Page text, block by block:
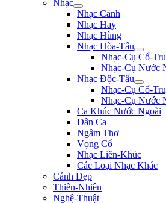
Nhạc
Nhạc Cảnh
Nhạc Hay
Nhạc Hùng
Nhạc Hòa-Tấu
Nhạc-Cụ Cổ-
Nhạc-Cụ Nước
Nhạc Độc-Tấu
Nhạc-Cụ Cổ-
Nhạc-Cụ Nước
Ca Khúc Nước Ngoài
Dân Ca
Ngâm Thơ
Vọng Cổ
Nhạc Liên-Khúc
Các Loại Nhạc Khác
Cảnh Đẹp
Thiên-Nhiên
Nghệ-Thuật